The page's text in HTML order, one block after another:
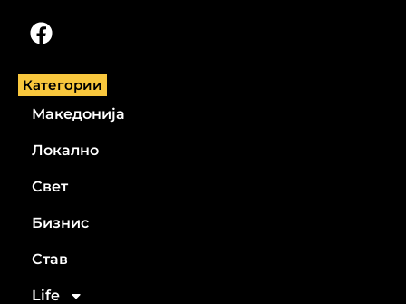
Категории
Македонија
Локално
Свет
Бизнис
Став
Life